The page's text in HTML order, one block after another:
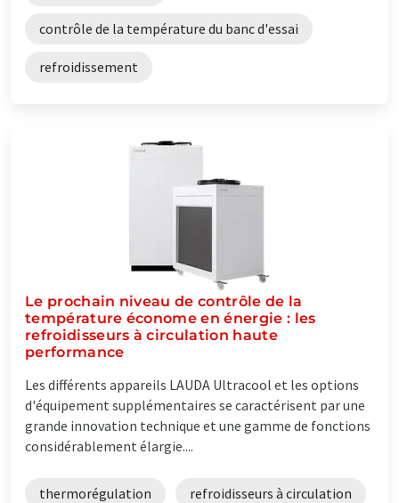
contrôle de la température du banc d'essai
refroidissement
Le prochain niveau de contrôle de la
température économe en énergie : les
refroidisseurs à circulation haute
performance
Les différents appareils LAUDA Ultracool et les options
d'équipement supplémentaires se caractérisent par une
grande innovation technique et une gamme de fonctions
considérablement élargie....
thermorégulation refroidisseurs à circulation